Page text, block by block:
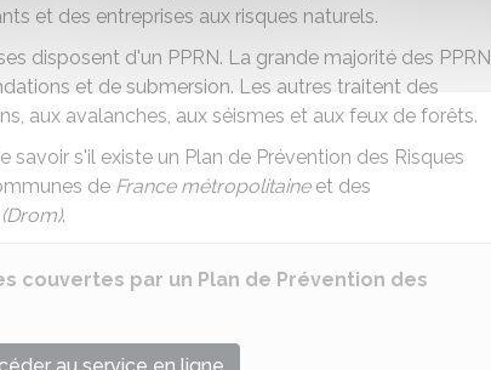
et des entreprises aux risques naturels.
disposent d'un PPRN. La grande majorité des PPRN
et de submersion. Les autres traitent des
aux avalanches, aux séismes et aux feux de forêts.
savoir s'il existe un Plan de Prévention des Risques
de France métropolitaineet des
.
couvertes par un Plan de Prévention des